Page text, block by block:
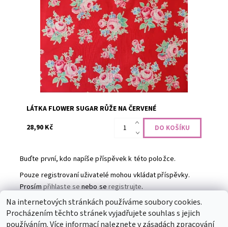
100% bavlna, šíře 110 cm
Dostupnost:
Skladem
CODE-2146
Značka:
LECIEN Fabrics
LÁTKA FLOWER SUGAR RŮŽE NA ČERVENÉ
28,90 Kč
Buďte první, kdo napíše příspěvek k této položce.
Pouze registrovaní uživatelé mohou vkládat příspěvky.
Prosímpřihlaste senebo seregistrujte.
Partneři Toaletní papír Ubrousky Práce na doma
Na internetových stránkách používáme soubory cookies.
Procházením těchto stránek vyjadřujete souhlas s jejich
používáním. Více informací naleznete vzásadách zpracování